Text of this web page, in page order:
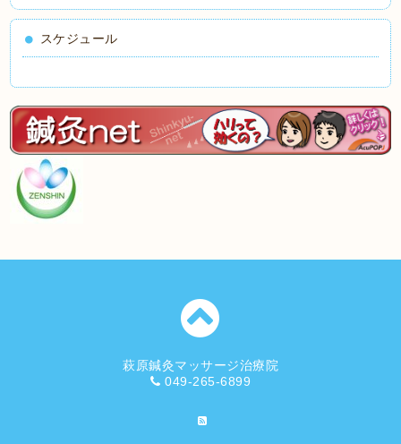
スケジュール
萩原鍼灸マッサージ治療院
049-265-6899